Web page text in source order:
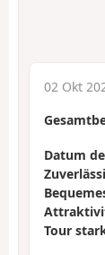
02 Okt
Datum
Tour